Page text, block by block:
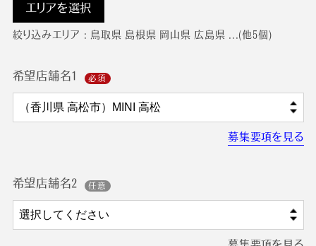
エリアを選択
絞り込みエリア : 鳥取県 島根県 岡山県 広島県 ...(他5個)
希望店舗名1
募集要項を見る
希望店舗名2